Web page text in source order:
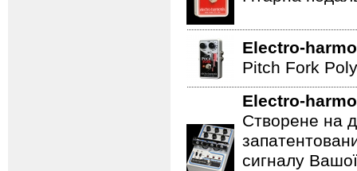
Electro-
Pitch Fork
Electro-
Створене на
сигналу